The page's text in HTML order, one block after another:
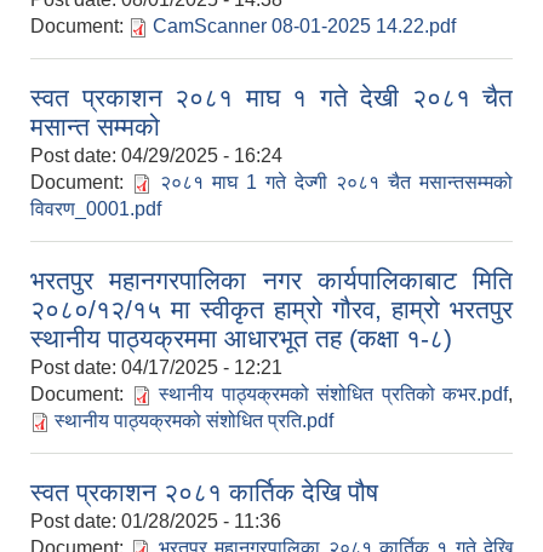
Document:
CamScanner 08-01-2025 14.22.pdf
स्वत प्रकाशन २०८१ माघ १ गते देखी २०८१ चैत
मसान्त सम्मको
Post date: 04/29/2025 - 16:24
Document:
२०८१ माघ 1 गते देज्गी २०८१ चैत मसान्तसम्मको
विवरण_0001.pdf
भरतपुर महानगरपालिका नगर कार्यपालिकाबाट मिति
२०८०/१२/१५ मा स्वीकृत हाम्रो गौरव, हाम्रो भरतपुर
स्थानीय पाठ्यक्रममा आधारभूत तह (कक्षा १-८)
Post date: 04/17/2025 - 12:21
Document:
स्थानीय पाठ्यक्रमको संशोधित प्रतिको कभर.pdf,
स्थानीय पाठ्यक्रमको संशोधित प्रति.pdf
स्वत प्रकाशन २०८१ कार्तिक देखि पौष
Post date: 01/28/2025 - 11:36